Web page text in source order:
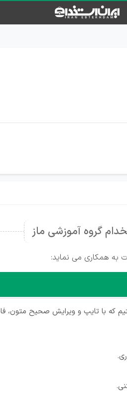
گروه آموزشی ماز
به همکاری می نماید:
که با تایپ و ویرایش صحیح متون،